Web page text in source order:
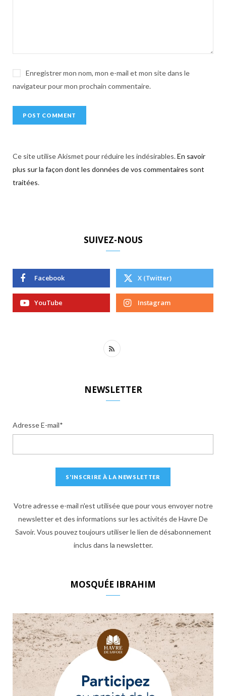
Enregistrer mon nom, mon e-mail et mon site dans le
navigateur pour mon prochain commentaire.
Ce site utilise Akismet pour réduire les indésirables.En savoir
plus sur la façon dont les données de vos commentaires sont
traitées.
SUIVEZ-NOUS
Facebook X (Twitter)
YouTube Instagram
R
NEWSLETTER
Adresse E-mail*
Votre adresse e-mail n'est utilisée que pour vous envoyer notre
newsletter et des informations sur les activités de Havre De
Savoir. Vous pouvez toujours utiliser le lien de désabonnement
inclus dans la newsletter.
MOSQUÉE IBRAHIM